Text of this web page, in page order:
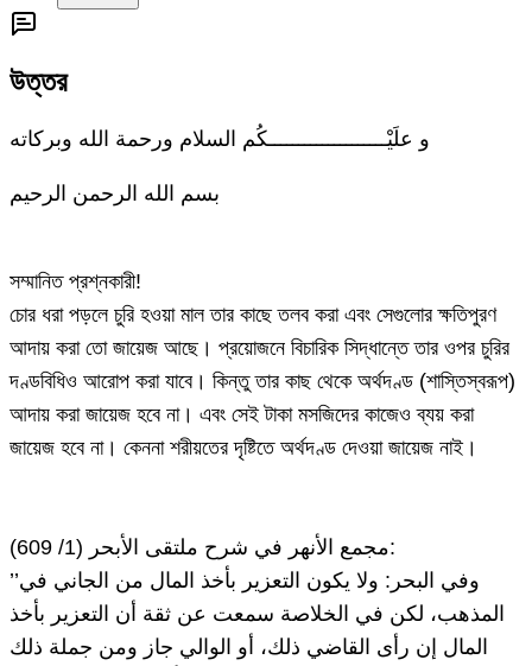
উত্তর
و علَيْــــــــــــــــــــكُم السلام ورحمة الله وبركاته
بسم الله الرحمن الرحيم
সম্মানিত প্রশ্নকারী!
চোর ধরা পড়লে চুরি হওয়া মাল তার কাছে তলব করা এবং সেগুলোর ক্ষতিপুরণ
আদায় করা তো জায়েজ আছে। প্রয়োজনে বিচারিক সিদ্ধান্তে তার ওপর চুরির
দণ্ডবিধিও আরোপ করা যাবে। কিন্তু তার কাছ থেকে অর্থদণ্ড (শাস্তিস্বরূপ)
আদায় করা জায়েজ হবে না। এবং সেই টাকা মসজিদের কাজেও ব্যয় করা
জায়েজ হবে না। কেননা শরীয়তের দৃষ্টিতে অর্থদণ্ড দেওয়া জায়েজ নাই।
مجمع الأنهر في شرح ملتقى الأبحر (1/ 609):
’’وفي البحر: ولا يكون التعزير بأخذ المال من الجاني في
المذهب، لكن في الخلاصة سمعت عن ثقة أن التعزير بأخذ
المال إن رأى القاضي ذلك، أو الوالي جاز ومن جملة ذلك